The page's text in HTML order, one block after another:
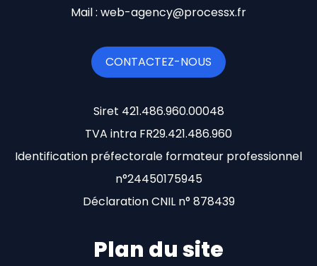
Mail : web-agency@processx.fr
CONTACTEZ-NOUS
Siret 421.486.960.00048
TVA intra FR29.421.486.960
Identification préfectorale formateur professionnel
n°24450175945
Déclaration CNIL n° 878439
Plan du site